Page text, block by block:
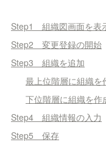
Step1 組織図画面を表
Step2 変更登録の開始
Step3 組織を追加
最上位階層に組織を
下位階層に組織を作
Step4 組織情報の入力
Step5 保存